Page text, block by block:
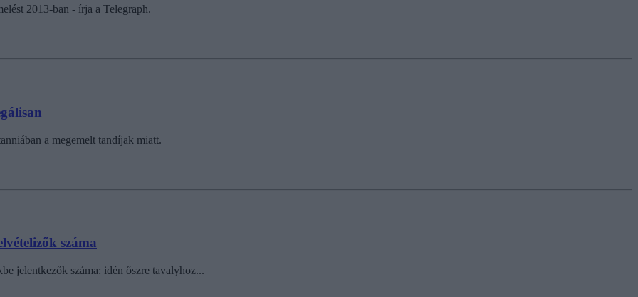
2013-ban - írja a Telegraph.
a megemelt tandíjak miatt.
száma
jelentkezők száma: idén őszre tavalyhoz...